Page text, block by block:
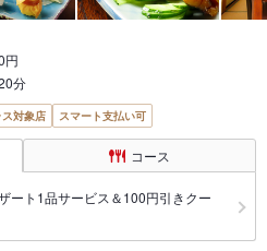
円
分
対象店 スマート支払い可
コース
ート1品サービス＆100円引きクー